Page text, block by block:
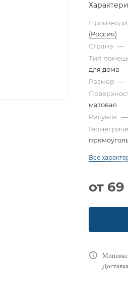
(Россия)
Страна —
Тип
для дома
Размер —
матовая
Рисунок —
Все
от 69